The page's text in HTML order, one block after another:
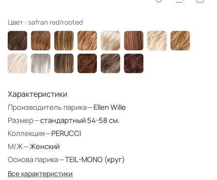
Цвет : safran red/rooted
Характеристики
Производитель парика—Ellen Wille
Размер—стандартный 54-58 см.
Коллекция—PERUCCI
М/Ж—Женский
Основа парика—TEIL-MONO (круг)
Все характеристики